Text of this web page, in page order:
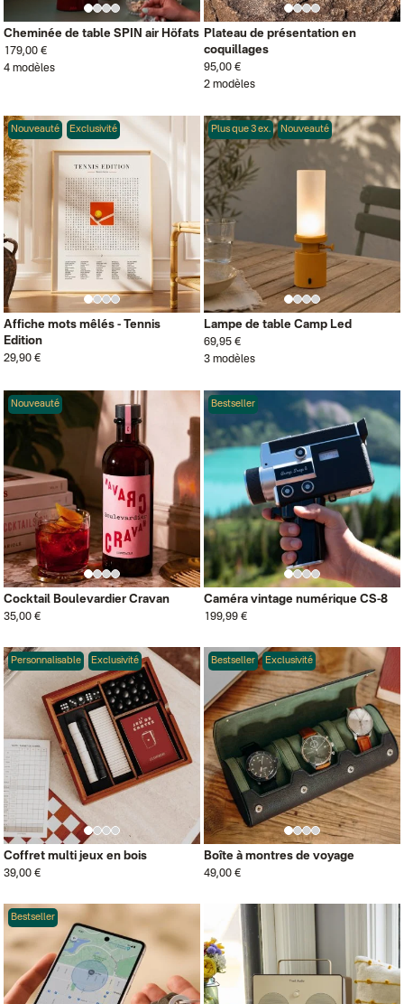
Cheminée de table SPIN air Höfats
179,00 €
4 modèles
Plateau de présentation en
coquillages
95,00 €
2 modèles
Nouveauté Exclusivité
Affiche mots mêlés - Tennis
Edition
29,90 €
Plus que 3 ex. Nouveauté
Lampe de table Camp Led
69,95 €
3 modèles
Nouveauté
Cocktail Boulevardier Cravan
35,00 €
Bestseller
Caméra vintage numérique CS-8
199,99 €
Personnalisable Exclusivité
Coffret multi jeux en bois
39,00 €
Bestseller Exclusivité
Boîte à montres de voyage
49,00 €
Bestseller